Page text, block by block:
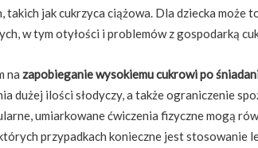
takich jak cukrzyca ciążowa. Dla dziecka może
w tym otyłości i problemów z gospodarką
na zapobieganie wysokiemu cukrowi po
dużej ilości słodyczy, a także ograniczenie
umiarkowane ćwiczenia fizyczne mogą
przypadkach konieczne jest stosowanie